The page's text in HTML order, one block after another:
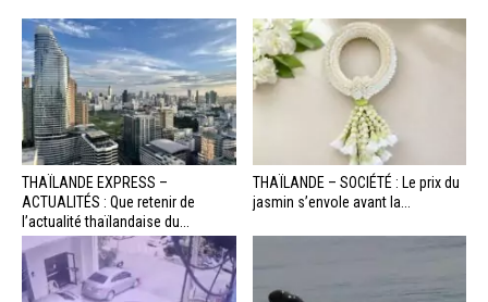
THAÏLANDE EXPRESS –
ACTUALITÉS : Que retenir de
l’actualité thaïlandaise du...
THAÏLANDE – SOCIÉTÉ : Le prix du
jasmin s’envole avant la...